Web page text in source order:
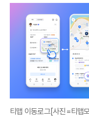
티맵 이동로그[사진=티맵